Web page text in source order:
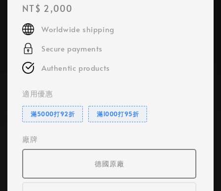
Regular
price
NT$ 2,000
Worldwide shipping
Secure payments
Authentic products
適用優惠
滿5000打92折 滿1000打95折
廠牌
德國原廠